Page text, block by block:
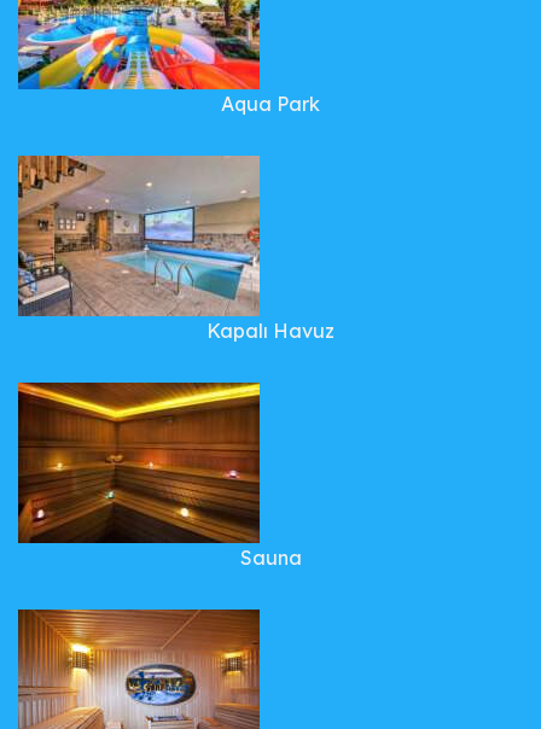
Aqua Park
Kapalı Havuz
Sauna